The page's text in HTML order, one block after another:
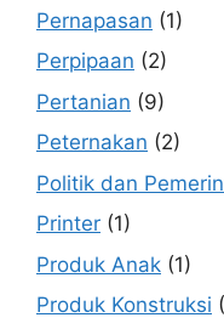
Pernapasan (1)
Perpipaan (2)
Pertanian (9)
Peternakan (2)
Politik dan
Printer (1)
Produk Anak (1)
Produk Konstruksi